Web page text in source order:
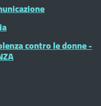
contro le donne -